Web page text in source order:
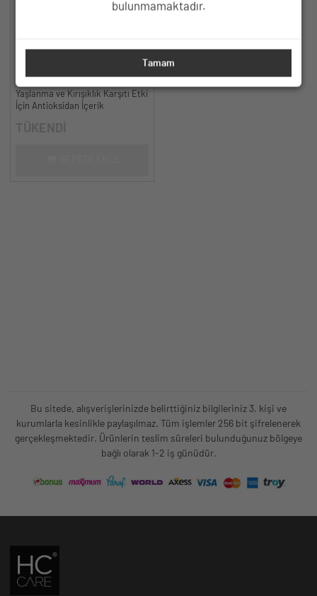
%0.5 Serum, Yaşlanma ve
Kırışıklık Karşıtı - 30 ml.
Yaşlanma ve Kırışıklık Karşıtı Etki
İçin Antioksidan İçerik
Bu sitede, alışverişlerinizde belirttiğiniz bilgileriniz 3. kişi ve
kurumlarla kesinlikle paylaşılmaz. Tüm işlemler 256 bit şifrelenerek
gerçekleşmektedir. Ürünlerin teslim süreleri bulunduğunuz bölgeye
bağlı olarak 1-2 iş günüdür.
bulunmamaktadır.
Tamam